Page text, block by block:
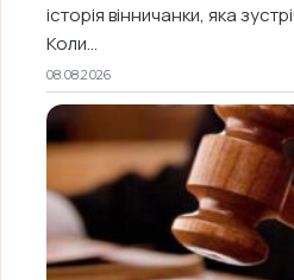
історія вінничанки, яка
Коли...
08.08.2026